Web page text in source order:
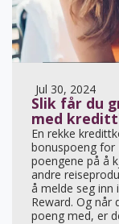
Jul 30, 2024
Slik får du
med
En rekke
bonuspoeng for
poengene på å
andre
å melde seg inn
Reward. Og når
poeng med, er